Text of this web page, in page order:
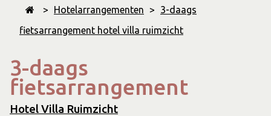
> Hotelarrangementen >
3-daags
fietsarrangement hotel villa ruimzicht
3-daags
fietsarrangement
Hotel Villa Ruimzicht